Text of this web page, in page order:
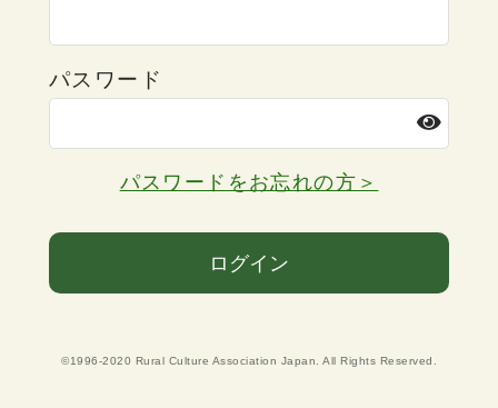
パスワード
パスワードをお忘れの方＞
ログイン
©1996-2020 Rural Culture Association Japan. All Rights Reserved.